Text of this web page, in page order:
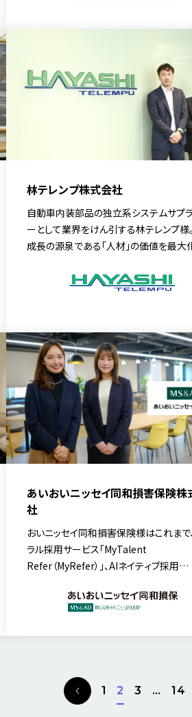
値と、社員全員で未来の仲間を迎える
りについてお話を伺いました。
林テレンプ株式会社
自動車内装部品の独立系システムサプ
ーとして業界をけん引する林テレンプ様
成長の源泉である「人材」の価値を最大
採用とタレントプールを戦略的な人的資
として位置づけ推進しています。その背景
あいおいニッセイ同和損害保険株
社
おいニッセイ同和損害保険様はこれまで
ラル採用サービス「MyTalent
Refer（MyRefer）」、AIネイティブ採用
進めてきましたが、この度新たに採用ブラ
ングサービス「MyTalent Brand」を導入
ています。 なぜ、今「採用オウンドメディ
たのか。そして、採用ブランディングを起
P
r
1 2 3 … 14